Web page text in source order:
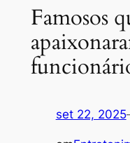
Famosos
set 22, 2025